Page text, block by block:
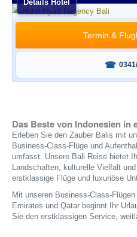
Details Hotel
Termin &
Das Beste von Indonesien in
Erleben Sie den Zauber Balis mit
Business-Class-Flüge und
umfasst. Unsere Bali Reise bietet
Landschaften, kulturelle Vielfalt
erstklassige Flüge und luxuriöse
Mit unseren Business-Class-
Emirates und Qatar beginnt Ihr
Sie den erstklassigen Service,